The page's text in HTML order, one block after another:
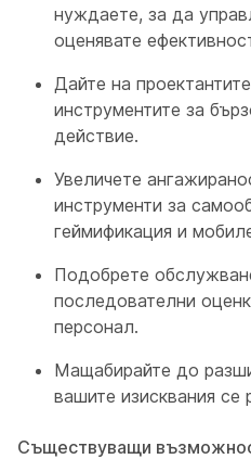
нуждаете, за да
оценявате
Дайте на
инструментите за
действие.
Увеличете
инструменти за
геймификация и
Подобрете
последователни
персонал.
Мащабирайте до
вашите изисквания се
Съществуващи